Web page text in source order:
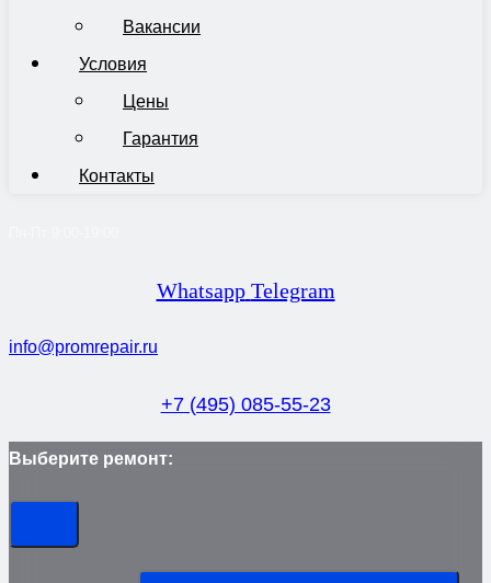
Вакансии
Условия
Цены
Гарантия
Контакты
Whatsapp Telegram
info@promrepair.ru
+7 (495) 085-55-23
Выберите ремонт: